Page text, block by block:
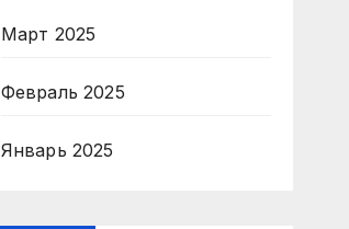
Март 2025
Февраль 2025
Январь 2025